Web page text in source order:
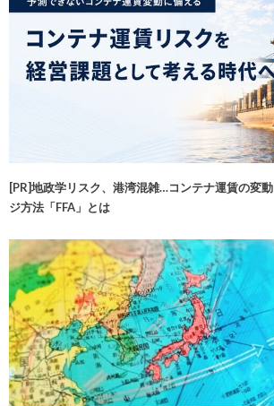
[PR]地政学リスク、港湾混雑…コンテナ運賃の変
ジ方法「FFA」とは